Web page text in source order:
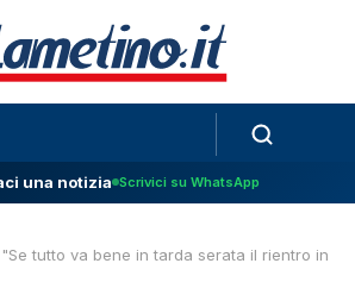
una notizia Scrivici su WhatsApp
tutto va bene in tarda serata il rientro in